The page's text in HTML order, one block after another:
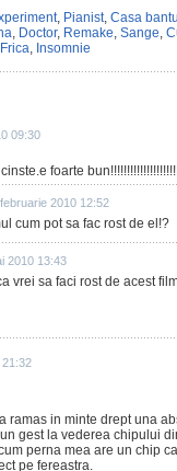
, Pianist, Casa
, Doctor, Remake, Sange,
Frica, Insomnie
09:30
foarte
2010 12:52
cum pot sa fac rost de el!?
2010 13:43
vrei sa faci rost de acest
21:32
ramas in minte drept una
gest la vederea chipului
perna mea are un chip
pe fereastra.